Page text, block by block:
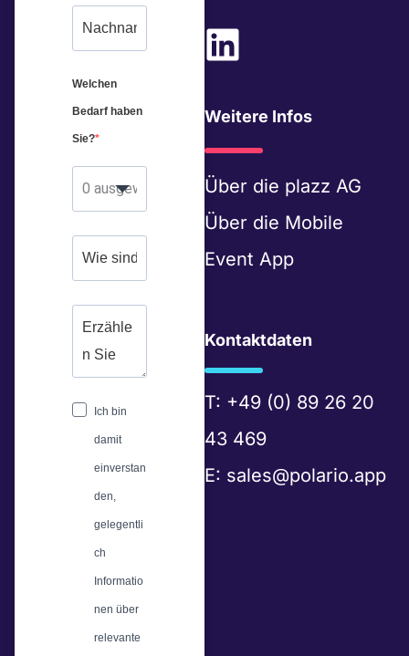
Welchen
Bedarf haben
Sie?
0 ausgewählt
Ich bin
damit
einverstan
den,
gelegentli
ch
Informatio
nen über
relevante
L
i
n
k
e
d
i
Weitere Infos
Über die plazz AG
Über die Mobile
Event App
Kontaktdaten
T: +49 (0) 89 26 20
43 469
E: sales@polario.app